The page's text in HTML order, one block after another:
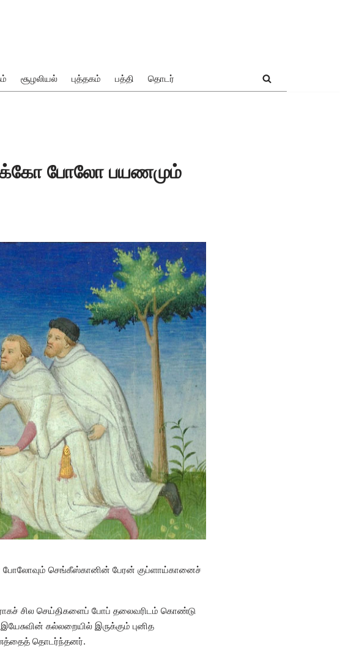
சூழலியல் புத்தகம் பத்தி தொடர்
போலோ பயணமும்
போலோவும் செங்கீஸ்கானின் பேரன் குப்ளாய்கானைச்
சில செய்திகளைப் போப் தலைவரிடம் கொண்டு
கல்லறையில் இருக்கும் புனித
தொடர்ந்தனர்.